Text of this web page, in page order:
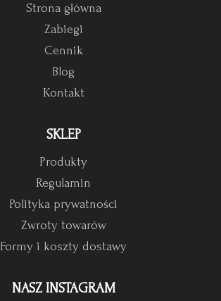
Strona główna
Zabiegi
Cennik
Blog
Kontakt
SKLEP
Produkty
Regulamin
Polityka prywatności
Zwroty towarów
Formy i koszty dostawy
NASZ INSTAGRAM